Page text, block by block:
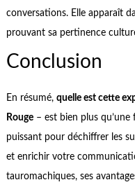
conversations. Elle apparaît
prouvant sa pertinence
Conclusion
En résumé, quelle est cette
Rouge– est bien plus qu’une
puissant pour déchiffrer les
et enrichir votre
tauromachiques, ses